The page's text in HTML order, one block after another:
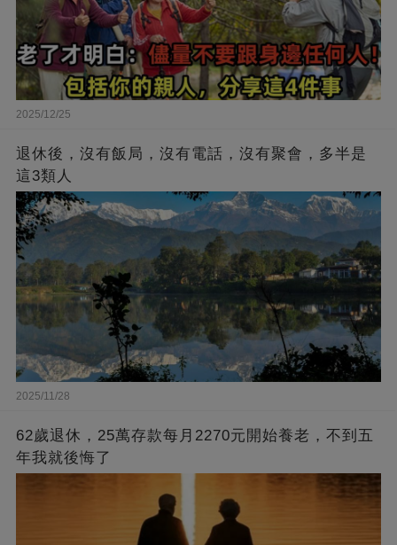
2025/12/25
退休後，沒有飯局，沒有電話，沒有聚會，多半是
這3類人
2025/11/28
62歲退休，25萬存款每月2270元開始養老，不到五
年我就後悔了